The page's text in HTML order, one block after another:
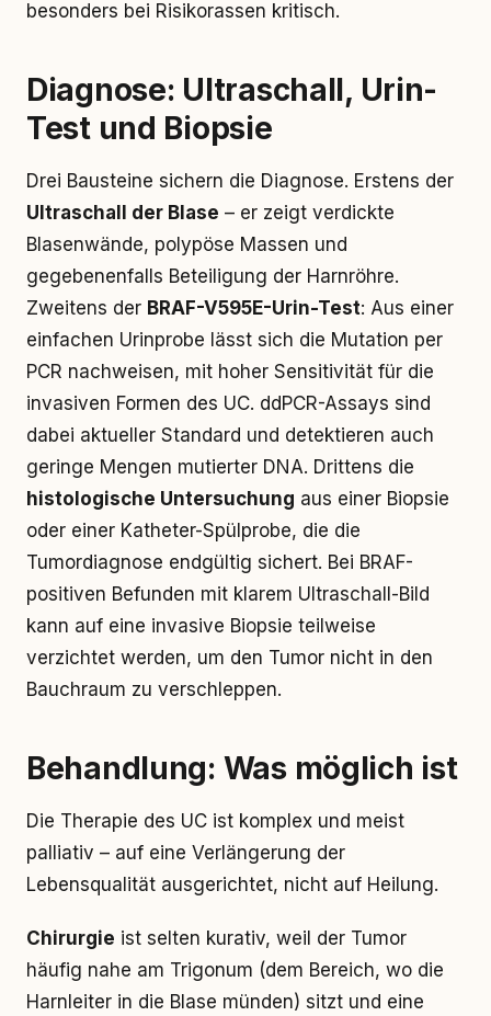
besonders bei Risikorassen kritisch.
Diagnose: Ultraschall, Urin-
Test und Biopsie
Drei Bausteine sichern die Diagnose. Erstens der
Ultraschall der Blase – er zeigt verdickte
Blasenwände, polypöse Massen und
gegebenenfalls Beteiligung der Harnröhre.
Zweitens der BRAF-V595E-Urin-Test: Aus einer
einfachen Urinprobe lässt sich die Mutation per
PCR nachweisen, mit hoher Sensitivität für die
invasiven Formen des UC. ddPCR-Assays sind
dabei aktueller Standard und detektieren auch
geringe Mengen mutierter DNA. Drittens die
histologische Untersuchung aus einer Biopsie
oder einer Katheter-Spülprobe, die die
Tumordiagnose endgültig sichert. Bei BRAF-
positiven Befunden mit klarem Ultraschall-Bild
kann auf eine invasive Biopsie teilweise
verzichtet werden, um den Tumor nicht in den
Bauchraum zu verschleppen.
Behandlung: Was möglich ist
Die Therapie des UC ist komplex und meist
palliativ – auf eine Verlängerung der
Lebensqualität ausgerichtet, nicht auf Heilung.
Chirurgie ist selten kurativ, weil der Tumor
häufig nahe am Trigonum (dem Bereich, wo die
Harnleiter in die Blase münden) sitzt und eine